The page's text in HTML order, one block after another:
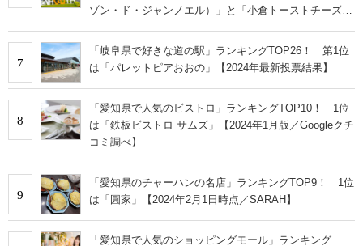
ゾン・ド・ジャンノエル）」と「小倉トーストチーズケ
7
「岐阜県で好きな道の駅」ランキングTOP26！ 第1位
は「パレットピアおおの」【2024年最新投票結果】
8
「愛知県で人気のビストロ」ランキングTOP10！ 1位
は「鉄板ビストロ サムズ」【2024年1月版／Googleクチ
コミ調べ】
9
「愛知県のチャーハンの名店」ランキングTOP9！ 1位
は「圓家」【2024年2月1日時点／SARAH】
「愛知県で人気のショッピングモール」ランキング